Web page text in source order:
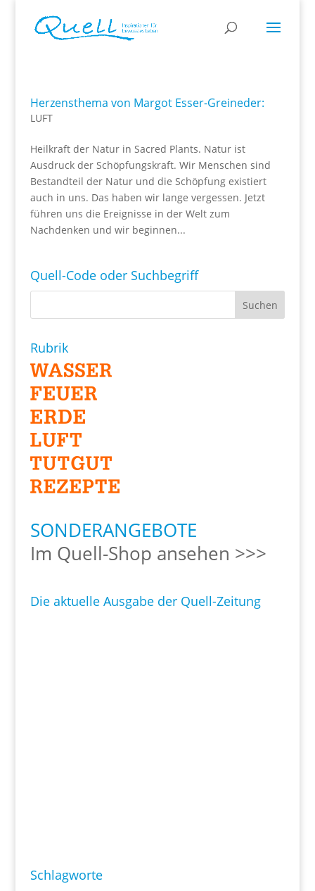
Herzensthema von Margot Esser-Greineder:
LUFT
Heilkraft der Natur in Sacred Plants. Natur ist
Ausdruck der Schöpfungskraft. Wir Menschen sind
Bestandteil der Natur und die Schöpfung existiert
auch in uns. Das haben wir lange vergessen. Jetzt
führen uns die Ereignisse in der Welt zum
Nachdenken und wir beginnen...
Quell-Code oder Suchbegriff
Rubrik
SONDERANGEBOTE
Im Quell-Shop ansehen >>>
Die aktuelle Ausgabe der Quell-Zeitung
Schlagworte